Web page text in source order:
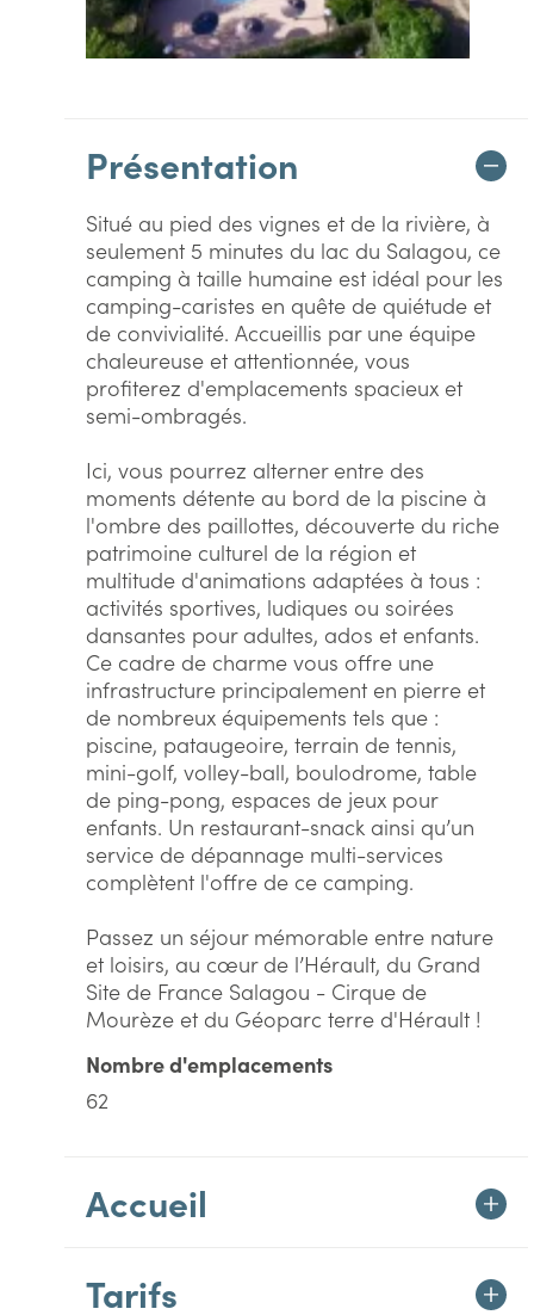
Présentation
Situé au pied des vignes et de la rivière, à
seulement 5 minutes du lac du Salagou, ce
camping à taille humaine est idéal pour les
camping-caristes en quête de quiétude et
de convivialité. Accueillis par une équipe
chaleureuse et attentionnée, vous
profiterez d'emplacements spacieux et
semi-ombragés.
Ici, vous pourrez alterner entre des
moments détente au bord de la piscine à
l'ombre des paillottes, découverte du riche
patrimoine culturel de la région et
multitude d'animations adaptées à tous :
activités sportives, ludiques ou soirées
dansantes pour adultes, ados et enfants.
Ce cadre de charme vous offre une
infrastructure principalement en pierre et
de nombreux équipements tels que :
piscine, pataugeoire, terrain de tennis,
mini-golf, volley-ball, boulodrome, table
de ping-pong, espaces de jeux pour
enfants. Un restaurant-snack ainsi qu’un
service de dépannage multi-services
complètent l'offre de ce camping.
Passez un séjour mémorable entre nature
et loisirs, au cœur de l’Hérault, du Grand
Site de France Salagou - Cirque de
Mourèze et du Géoparc terre d'Hérault !
Nombre d'emplacements
62
Accueil
Tarifs